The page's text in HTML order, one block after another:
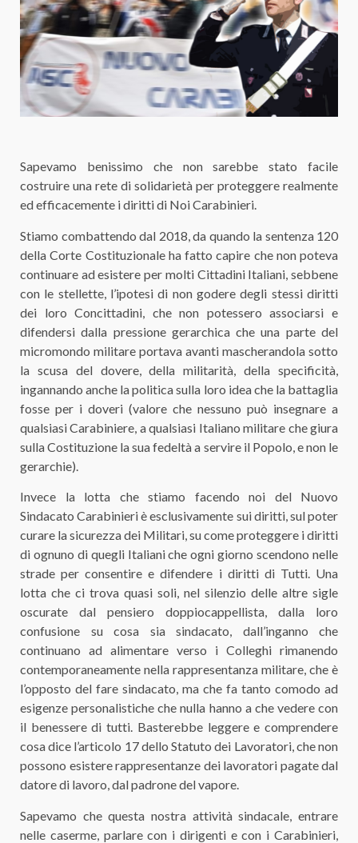
Sapevamo benissimo che non sarebbe stato facile
costruire una rete di solidarietà per proteggere realmente
ed efficacemente i diritti di Noi Carabinieri.
Stiamo combattendo dal 2018, da quando la sentenza 120
della Corte Costituzionale ha fatto capire che non poteva
continuare ad esistere per molti Cittadini Italiani, sebbene
con le stellette, l’ipotesi di non godere degli stessi diritti
dei loro Concittadini, che non potessero associarsi e
difendersi dalla pressione gerarchica che una parte del
micromondo militare portava avanti mascherandola sotto
la scusa del dovere, della militarità, della specificità,
ingannando anche la politica sulla loro idea che la battaglia
fosse per i doveri (valore che nessuno può insegnare a
qualsiasi Carabiniere, a qualsiasi Italiano militare che giura
sulla Costituzione la sua fedeltà a servire il Popolo, e non le
gerarchie).
Invece la lotta che stiamo facendo noi del Nuovo
Sindacato Carabinieri è esclusivamente sui diritti, sul poter
curare la sicurezza dei Militari, su come proteggere i diritti
di ognuno di quegli Italiani che ogni giorno scendono nelle
strade per consentire e difendere i diritti di Tutti. Una
lotta che ci trova quasi soli, nel silenzio delle altre sigle
oscurate dal pensiero doppiocappellista, dalla loro
confusione su cosa sia sindacato, dall’inganno che
continuano ad alimentare verso i Colleghi rimanendo
contemporaneamente nella rappresentanza militare, che è
l’opposto del fare sindacato, ma che fa tanto comodo ad
esigenze personalistiche che nulla hanno a che vedere con
il benessere di tutti. Basterebbe leggere e comprendere
cosa dice l’articolo 17 dello Statuto dei Lavoratori, che non
possono esistere rappresentanze dei lavoratori pagate dal
datore di lavoro, dal padrone del vapore.
Sapevamo che questa nostra attività sindacale, entrare
nelle caserme, parlare con i dirigenti e con i Carabinieri,